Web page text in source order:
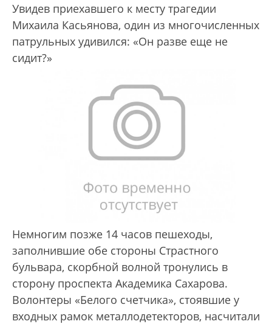
Увидев приехавшего к месту трагедии
Михаила Касьянова, один из многочисленных
патрульных удивился: «Он разве еще не
сидит?»
Немногим позже 14 часов пешеходы,
заполнившие обе стороны Страстного
бульвара, скорбной волной тронулись в
сторону проспекта Академика Сахарова.
Волонтеры «Белого счетчика», стоявшие у
входных рамок металлодетекторов, насчитали